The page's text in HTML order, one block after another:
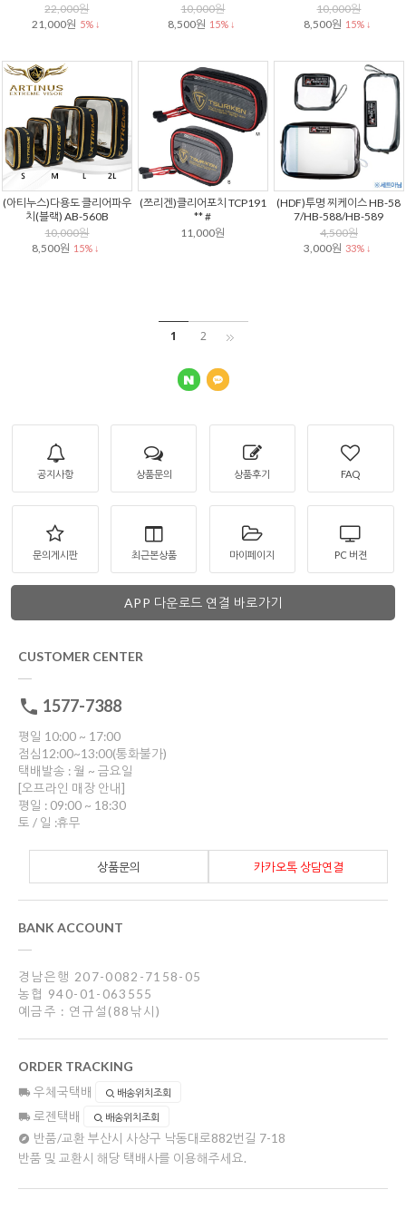
22,000원
21,000원 5% ↓
10,000원
8,500원 15% ↓
10,000원
8,500원 15% ↓
(아티누스)다용도 클리어파우
치(블랙) AB-560B
10,000원
8,500원 15% ↓
(쯔리겐)클리어포치 TCP191
** #
11,000원
(HDF)투명 찌케이스 HB-58
7/HB-588/HB-589
4,500원
3,000원 33% ↓
1 2
공지사항 상품문의 상품후기 FAQ
문의게시판 최근본상품 마이페이지 PC 버젼
APP 다운로드 연결 바로가기
CUSTOMER CENTER
1577-7388
평일 10:00 ~ 17:00
점심12:00~13:00(통화불가)
택배발송 : 월 ~ 금요일
[오프라인 매장 안내]
평일 : 09:00 ~ 18:30
토 / 일 :휴무
카카오톡 상담연결
상품문의
BANK ACCOUNT
경남은행 207-0082-7158-05
농협 940-01-063555
예금주 : 연규설(88낚시)
ORDER TRACKING
우체국택배 배송위치조회
로젠택배 배송위치조회
반품/교환 부산시 사상구 낙동대로882번길 7-18
반품 및 교환시 해당 택배사를 이용해주세요.